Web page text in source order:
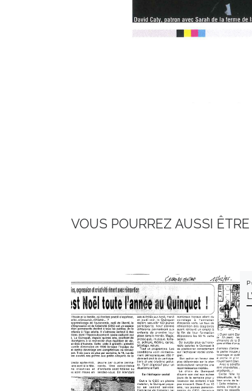
VOUS POURREZ AUSSI